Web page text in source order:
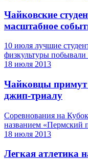
Чайковские
масштабное
10 июля лучшие
физкультуры побывали
18 июля 2013
Чайковцы примут
джип-триалу
Соревнования на
названием «Пермский
18 июля 2013
Легкая атлетика